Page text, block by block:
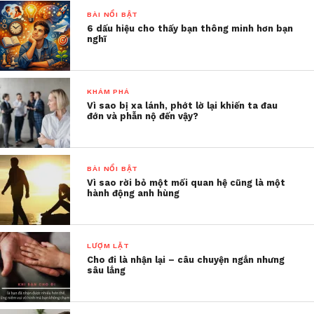
số thứ để đổi lấy những thứ khác.
Đời người không có đáp án tiêu chuẩn, cuộc
sống bạn yêu thích và khiến bạn hạnh phúc là
cuộc sống tốt nhất…
Sưu tầm
BÀI NỔI BẬT
6 dấu hiệu cho thấy bạn thông minh hơn bạn
nghĩ
KHÁM PHÁ
Vì sao bị xa lánh, phớt lờ lại khiến ta đau
đớn và phẫn nộ đến vậy?
BÀI NỔI BẬT
Vì sao rời bỏ một mối quan hệ cũng là một
hành động anh hùng
LƯỢM LẶT
Cho đi là nhận lại – câu chuyện ngắn nhưng
sâu lắng